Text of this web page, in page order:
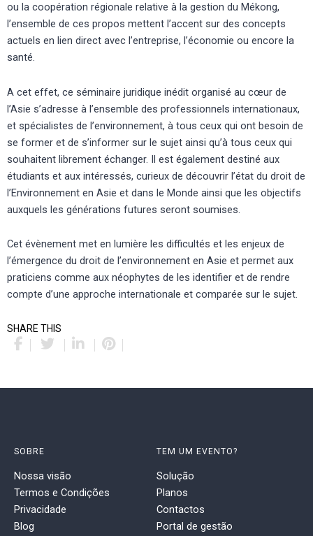
ou la coopération régionale relative à la gestion du Mékong,
l’ensemble de ces propos mettent l’accent sur des concepts
actuels en lien direct avec l’entreprise, l’économie ou encore la
santé.
A cet effet, ce séminaire juridique inédit organisé au cœur de
l’Asie s’adresse à l’ensemble des professionnels internationaux,
et spécialistes de l’environnement, à tous ceux qui ont besoin de
se former et de s’informer sur le sujet ainsi qu’à tous ceux qui
souhaitent librement échanger. Il est également destiné aux
étudiants et aux intéressés, curieux de découvrir l’état du droit de
l’Environnement en Asie et dans le Monde ainsi que les objectifs
auxquels les générations futures seront soumises.
Cet évènement met en lumière les difficultés et les enjeux de
l’émergence du droit de l’environnement en Asie et permet aux
praticiens comme aux néophytes de les identifier et de rendre
compte d’une approche internationale et comparée sur le sujet.
SHARE THIS
SOBRE
Nossa visão
Termos e Condições
Privacidade
Blog
TEM UM EVENTO?
Solução
Planos
Contactos
Portal de gestão